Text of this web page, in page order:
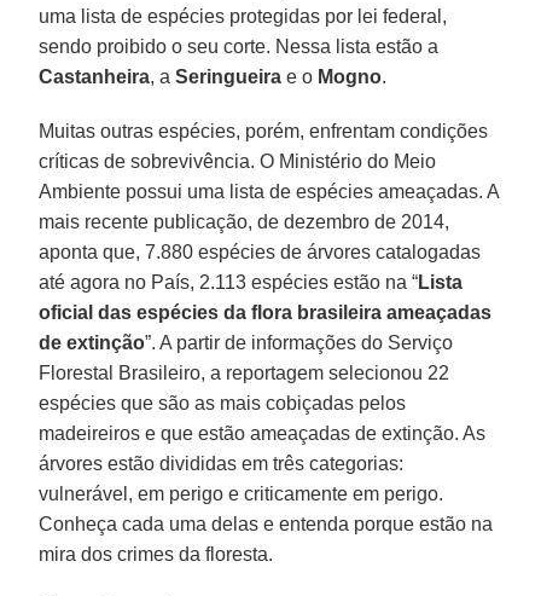
uma lista de espécies protegidas por lei federal,
sendo proibido o seu corte. Nessa lista estão a
Castanheira, aSeringueira e o Mogno.
Muitas outras espécies, porém, enfrentam condições
críticas de sobrevivência. O Ministério do Meio
Ambiente possui uma lista de espécies ameaçadas. A
mais recente publicação, de dezembro de 2014,
aponta que, 7.880 espécies de árvores catalogadas
até agora no País, 2.113 espécies estão na “Lista
oficial das espécies da flora brasileira ameaçadas
de extinção”. A partir de informações do Serviço
Florestal Brasileiro, a reportagem selecionou 22
espécies que são as mais cobiçadas pelos
madeireiros e que estão ameaçadas de extinção. As
árvores estão divididas em três categorias:
vulnerável, em perigo e criticamente em perigo.
Conheça cada uma delas e entenda porque estão na
mira dos crimes da floresta.